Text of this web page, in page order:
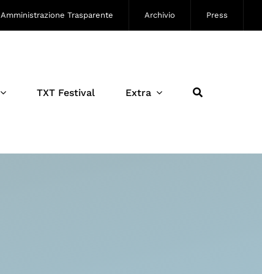
Amministrazione Trasparente Archivio Press
TXT Festival Extra